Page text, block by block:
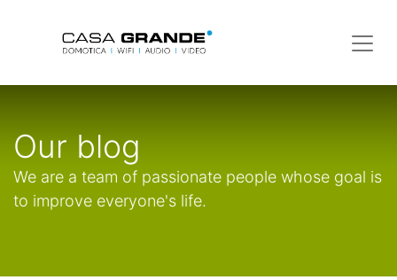
Our blog
We are a team of passionate people whose goal is
to improve everyone's life.